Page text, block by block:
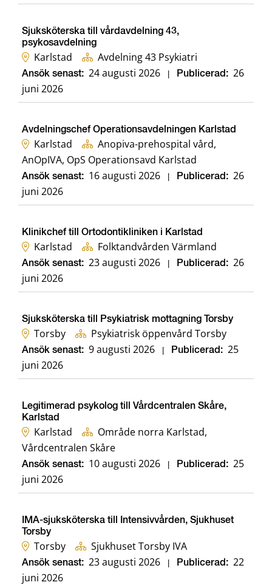
Sjuksköterska till vårdavdelning 43,
psykosavdelning
Karlstad Avdelning 43 Psykiatri
Ansök senast: 24 augusti 2026 Publicerad: 26
juni 2026
Avdelningschef Operationsavdelningen Karlstad
Karlstad
Anopiva-prehospital vård,
AnOpIVA, OpS Operationsavd Karlstad
Ansök senast: 16 augusti 2026 Publicerad: 26
juni 2026
Klinikchef till Ortodontikliniken i Karlstad
Karlstad Folktandvården Värmland
Ansök senast: 23 augusti 2026 Publicerad: 26
juni 2026
Sjuksköterska till Psykiatrisk mottagning Torsby
Torsby Psykiatrisk öppenvård Torsby
Ansök senast: 9 augusti 2026 Publicerad: 25
juni 2026
Legitimerad psykolog till Vårdcentralen Skåre,
Karlstad
Karlstad
Område norra Karlstad,
Vårdcentralen Skåre
Ansök senast: 10 augusti 2026 Publicerad: 25
juni 2026
IMA-sjuksköterska till Intensivvården, Sjukhuset
Torsby
Torsby Sjukhuset Torsby IVA
Ansök senast: 23 augusti 2026 Publicerad: 22
juni 2026